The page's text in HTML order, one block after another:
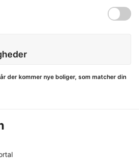
der kommer nye boliger, som matcher din